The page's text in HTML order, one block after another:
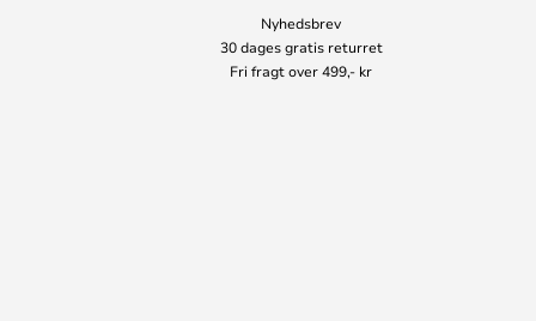
Nyhedsbrev
30 dages gratis returret
Fri fragt over 499,- kr